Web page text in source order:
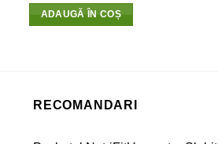
ADAUGĂ ÎN COȘ
RECOMANDARI